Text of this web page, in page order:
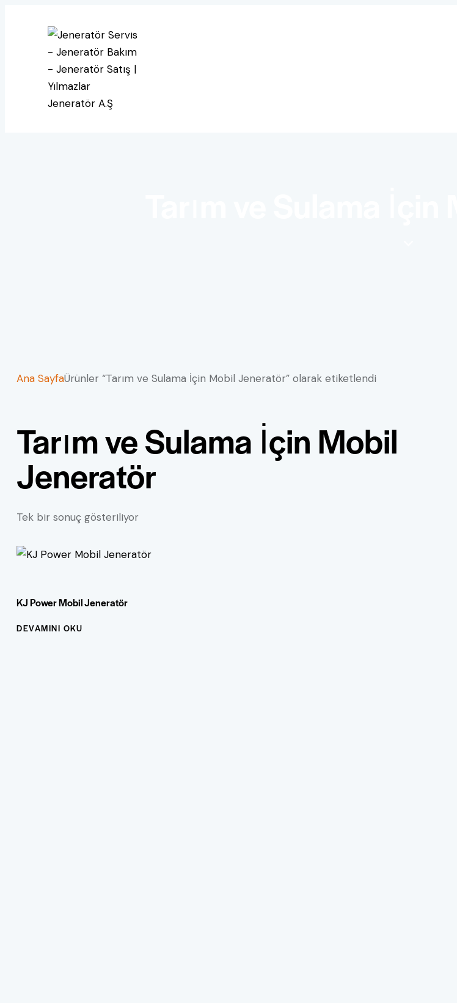
Ana SayfaÜrünler “Tarım ve Sulama İçin Mobil Jeneratör” olarak etiketlendi
Tarım ve Sulama İçin Mobil
Jeneratör
Tek bir sonuç gösteriliyor
KJ Power Mobil Jeneratör
DEVAMINI OKU
SEARCH